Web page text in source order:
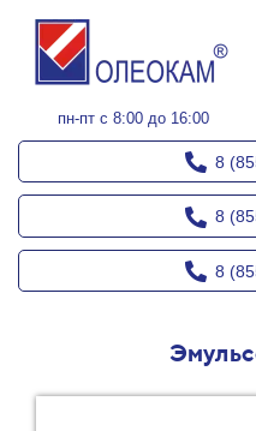
пн-пт с 8:00 до 16:00
8
8
8